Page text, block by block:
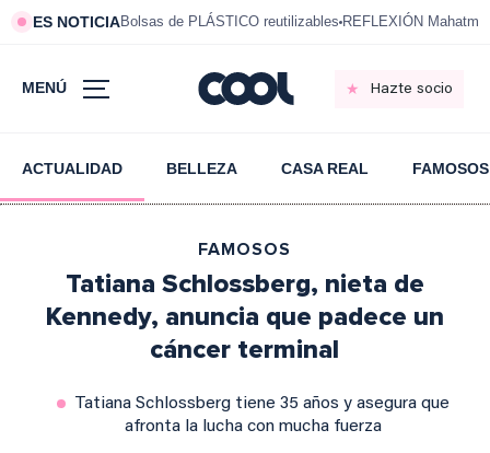
ES NOTICIABolsas de PLÁSTICO reutilizables REFLEXIÓN
MENÚ Hazte socio
ACTUALIDAD BELLEZA CASA REAL FAMOSOS
FAMOSOS
Tatiana Schlossberg, nieta de
Kennedy, anuncia que padece un
cáncer terminal
Tatiana Schlossberg tiene 35 años y asegura que
afronta la lucha con mucha fuerza